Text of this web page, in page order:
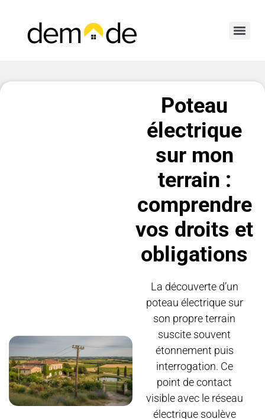
Poteau
électrique
sur mon
terrain :
comprendre
vos droits et
obligations
La découverte d’un
poteau électrique sur
son propre terrain
suscite souvent
étonnement puis
interrogation. Ce
point de contact
visible avec le réseau
électrique soulève